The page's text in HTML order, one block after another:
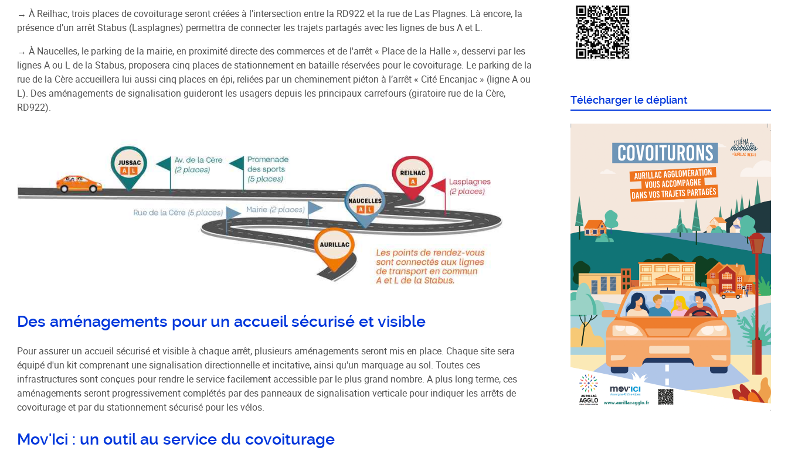
→ À Reilhac, trois places de covoiturage seront créées à l’intersection entre la RD922 et la rue de Las Plagnes. Là encore, la
présence d’un arrêt Stabus (Lasplagnes) permettra de connecter les trajets partagés avec les lignes de bus A et L.
→ À Naucelles, le parking de la mairie, en proximité directe des commerces et de l'arrêt « Place de la Halle », desservi par les
lignes A ou L de la Stabus, proposera cinq places de stationnement en bataille réservées pour le covoiturage. Le parking de la
rue de la Cère accueillera lui aussi cinq places en épi, reliées par un cheminement piéton à l’arrêt « Cité Encanjac » (ligne A ou
L). Des aménagements de signalisation guideront les usagers depuis les principaux carrefours (giratoire rue de la Cère,
RD922).
Des aménagements pour un accueil sécurisé et visible
Pour assurer un accueil sécurisé et visible à chaque arrêt, plusieurs aménagements seront mis en place. Chaque site sera
équipé d'un kit comprenant une signalisation directionnelle et incitative, ainsi qu'un marquage au sol. Toutes ces
infrastructures sont conçues pour rendre le service facilement accessible par le plus grand nombre. A plus long terme, ces
aménagements seront progressivement complétés par des panneaux de signalisation verticale pour indiquer les arrêts de
covoiturage et par du stationnement sécurisé pour les vélos.
Mov'Ici : un outil au service du covoiturage
Télécharger le dépliant